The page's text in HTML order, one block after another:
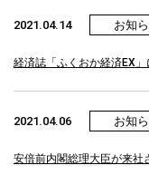
2021.04.14 お知
経済誌「ふくおか経済EX
2021.04.06 お知
安倍前内閣総理大臣が来社